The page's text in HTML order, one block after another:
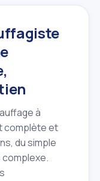
à
complète et
du simple
complexe.